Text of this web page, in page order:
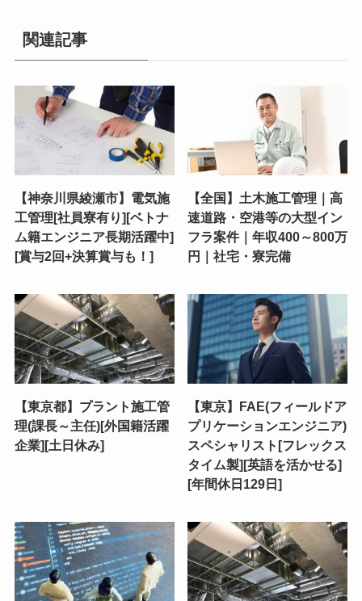
関連記事
【神奈川県綾瀬市】電気施
工管理[社員寮有り][ベトナ
ム籍エンジニア長期活躍中]
[賞与2回+決算賞与も！]
【全国】土木施工管理｜高
速道路・空港等の大型イン
フラ案件｜年収400～800万
円｜社宅・寮完備
【東京都】プラント施工管
理(課長～主任)[外国籍活躍
企業][土日休み]
【東京】FAE(フィールドア
プリケーションエンジニア)
スペシャリスト[フレックス
タイム製][英語を活かせる]
[年間休日129日]